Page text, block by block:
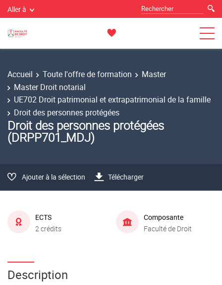
Aller à
Accueil Toute l'offre de formation
Master
Master Droit notarial
UE702 Droit patrimonial et extrapatrimonial de la famille
Droit des personnes protégées
Droit des personnes protégées
(DRPP701_MDJ)
Ajouter à la sélection Télécharger
ECTS
2 crédits
Composante
Faculté de Droit
Description